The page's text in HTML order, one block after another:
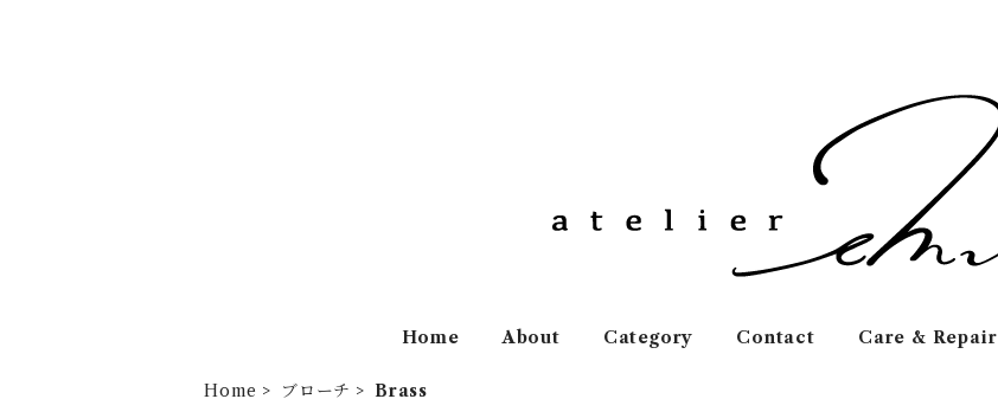
Home About Category Contact Care & Repair
Home ブローチ Brass